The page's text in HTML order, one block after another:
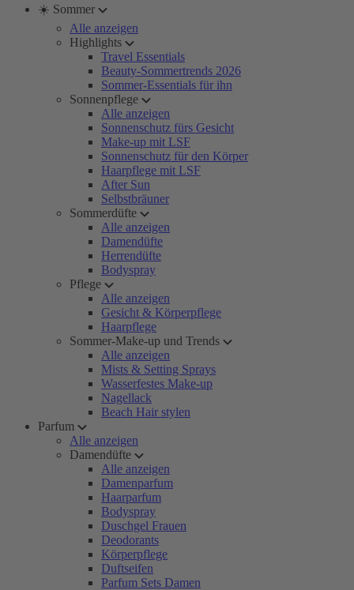
☀️ Sommer
Alle anzeigen
Highlights
Travel Essentials
Beauty-Sommertrends 2026
Sommer-Essentials für ihn
Sonnenpflege
Alle anzeigen
Sonnenschutz fürs Gesicht
Make-up mit LSF
Sonnenschutz für den Körper
Haarpflege mit LSF
After Sun
Selbstbräuner
Sommerdüfte
Alle anzeigen
Damendüfte
Herrendüfte
Bodyspray
Pflege
Alle anzeigen
Gesicht & Körperpflege
Haarpflege
Sommer-Make-up und Trends
Alle anzeigen
Mists & Setting Sprays
Wasserfestes Make-up
Nagellack
Beach Hair stylen
Parfum
Alle anzeigen
Damendüfte
Alle anzeigen
Damenparfum
Haarparfum
Bodyspray
Duschgel Frauen
Deodorants
Körperpflege
Duftseifen
Parfum Sets Damen